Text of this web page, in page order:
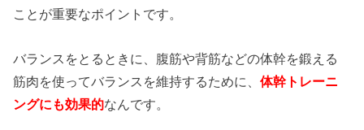
ことが重要なポイントです。
バランスをとるときに、腹筋や背筋などの体幹を鍛える
筋肉を使ってバランスを維持するために、体幹トレーニ
ングにも効果的なんです。